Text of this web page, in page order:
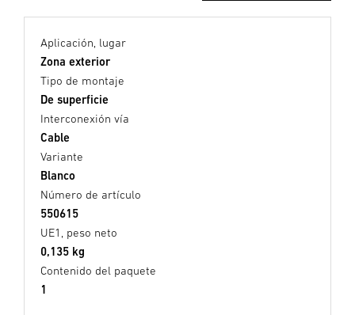
Aplicación, lugar
Zona exterior
Tipo de montaje
De superficie
Interconexión vía
Cable
Variante
Blanco
Número de artículo
550615
UE1, peso neto
0,135 kg
Contenido del paquete
1